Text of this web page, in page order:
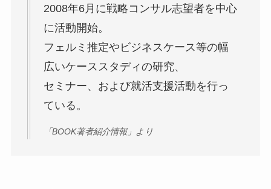
2008年6月に戦略コンサル志望者を中心
に活動開始。
フェルミ推定やビジネスケース等の幅
広いケーススタディの研究、
セミナー、および就活支援活動を行っ
ている。
「BOOK著者紹介情報」より